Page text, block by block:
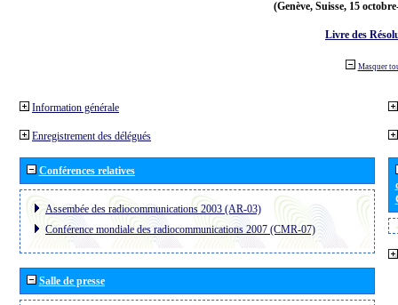
(Genève, Suisse, 15
Livre des
Masquer
Information générale
Enregistrement des délégués
Conférences relatives
Assembée des radiocommunications 2003 (AR-03)
Conférence mondiale des radiocommunications 2007 (CMR-07)
Salle de presse